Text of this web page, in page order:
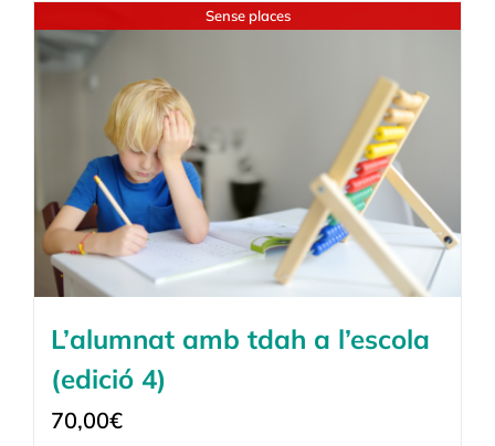
Sense places
L’alumnat amb tdah a l’escola
(edició 4)
70,00€